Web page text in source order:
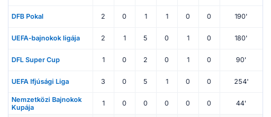
DFB Pokal 2 0 1 1 0 0 190'
UEFA-bajnokok ligája 2 1 5 0 1 0 180'
DFL Super Cup 1 0 2 0 1 0 90'
UEFA Ifjúsági Liga 3 0 5 1 0 0 254'
Nemzetközi Bajnokok
Kupája
1 0 0 0 0 0 44'